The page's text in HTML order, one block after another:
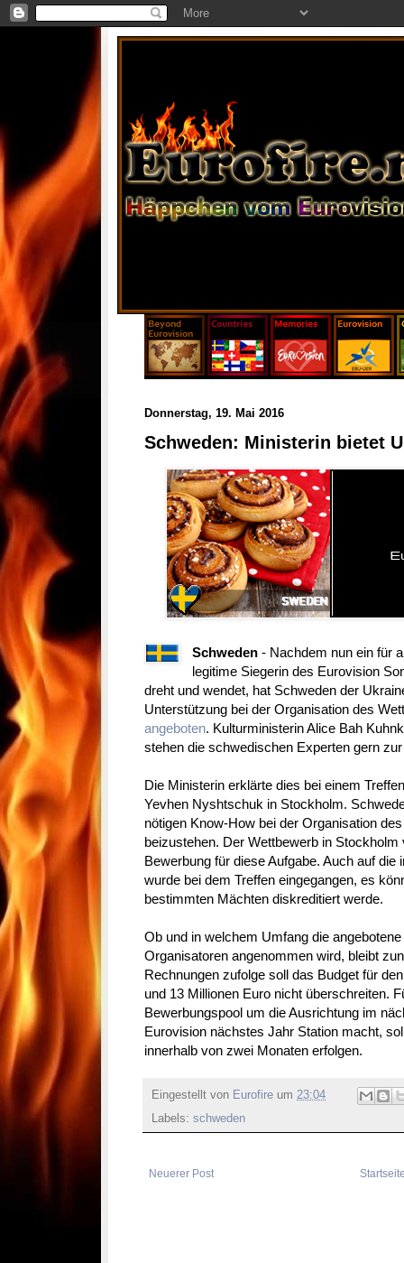
Donnerstag, 19. Mai 2016
Schweden: Ministerin bietet
Schweden- Nachdem nun ein für
legitime Siegerin des Eurovision
dreht und wendet, hat Schweden der
Unterstützung bei der Organisation des
angeboten. Kulturministerin Alice Bah
stehen die schwedischen Experten gern
Die Ministerin erklärte dies bei einem
Yevhen Nyshtschuk in Stockholm.
nötigen Know-How bei der Organisation
beizustehen. Der Wettbewerb in
Bewerbung für diese Aufgabe. Auch auf
wurde bei dem Treffen eingegangen, es
bestimmten Mächten diskreditiert werde.
Ob und in welchem Umfang die
Organisatoren angenommen wird, bleibt
Rechnungen zufolge soll das Budget für
und 13 Millionen Euro nicht überschreiten.
Bewerbungspool um die Ausrichtung im
Eurovision nächstes Jahr Station macht,
innerhalb von zwei Monaten erfolgen.
Eingestellt von Eurofire um 23:04
Labels: schweden
Neuerer Post